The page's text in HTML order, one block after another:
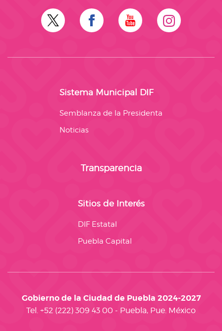
Sistema Municipal DIF
Semblanza de la Presidenta
Noticias
Transparencia
Sitios de Interés
DIF Estatal
Puebla Capital
Gobierno de la Ciudad de Puebla 2024-2027
Tel. +52 (222) 309 43 00 - Puebla, Pue. México